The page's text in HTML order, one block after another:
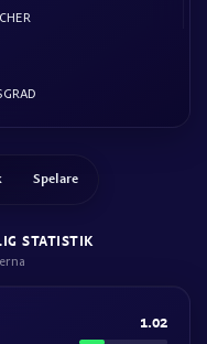
Spelare
STATISTIK
1.02